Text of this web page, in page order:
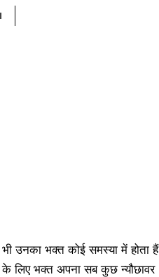
उनका भक्त कोई समस्या में होता हैं
लिए भक्त अपना सब कुछ न्यौछावर